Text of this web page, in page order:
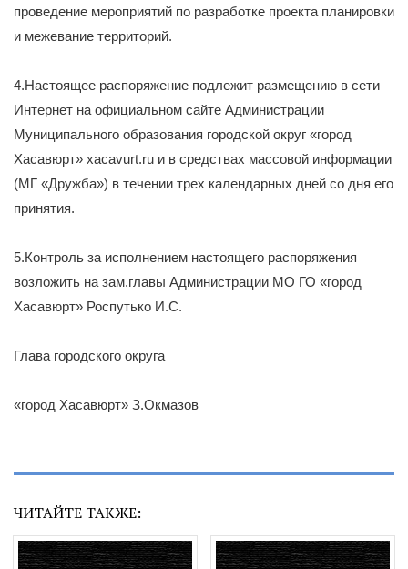
проведение мероприятий по разработке проекта планировки
и межевание территорий.
4.Настоящее распоряжение подлежит размещению в сети
Интернет на официальном сайте Администрации
Муниципального образования городской округ «город
Хасавюрт» xacavurt.ru и в средствах массовой информации
(МГ «Дружба») в течении трех календарных дней со дня его
принятия.
5.Контроль за исполнением настоящего распоряжения
возложить на зам.главы Администрации МО ГО «город
Хасавюрт» Роспутько И.С.
Глава городского округа
«город Хасавюрт» З.Окмазов
ЧИТАЙТЕ ТАКЖЕ: